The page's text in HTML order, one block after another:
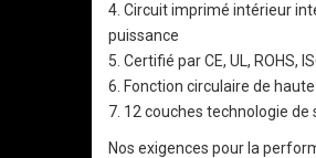
4. Circuit imprimé intérieur
puissance
5. Certifié par CE, UL, ROHS,
6. Fonction circulaire de
7. 12 couches technologie
Nos exigences pour la